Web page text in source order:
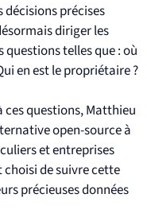
décisions précises
diriger les
telles que : où
en est le propriétaire ?
ces questions, Matthieu
open-source à
et entreprises
de suivre cette
précieuses données